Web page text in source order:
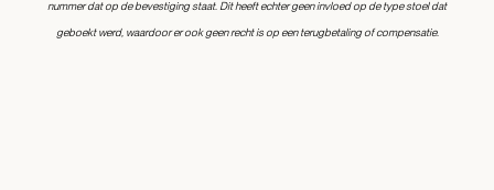
nummer dat op de bevestiging staat. Dit heeft echter geen invloed op de type stoel dat
geboekt werd, waardoor er ook geen recht is op een terugbetaling of compensatie.